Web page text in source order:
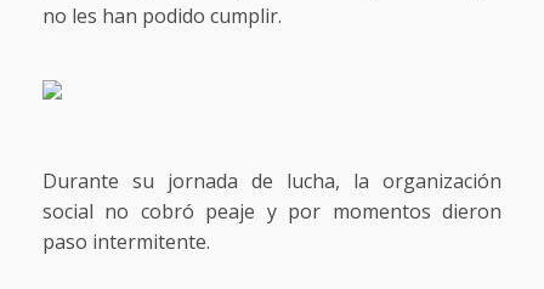
no les han podido cumplir.
Durante su jornada de lucha, la organización
social no cobró peaje y por momentos dieron
paso intermitente.